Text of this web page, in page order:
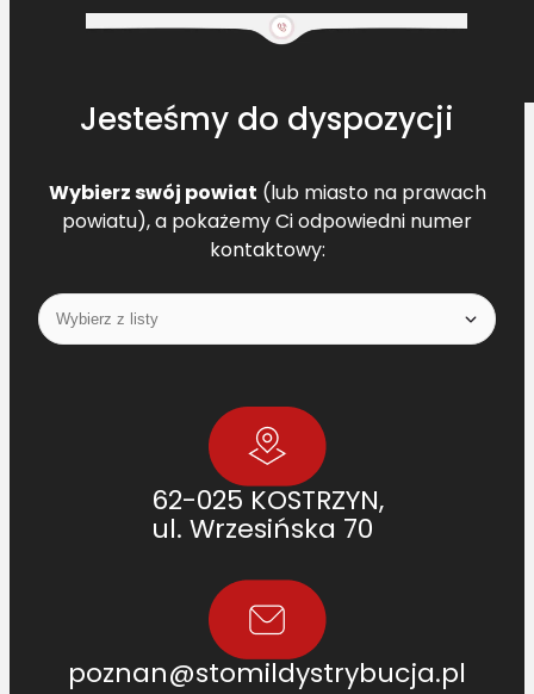
6
Jesteśmy do dyspozycji
Wybierz swój powiat (lub miasto na prawach
powiatu), a pokażemy Ci odpowiedni numer
kontaktowy:
62-025 KOSTRZYN,
ul. Wrzesińska 70
poznan@stomildystrybucja.pl